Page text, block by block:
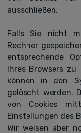
ausschließen.
Falls Sie nicht
Rechner
entsprechende
Ihres Browsers zu
können in den
gelöscht werden.
von Cookies
Einstellungen des
Wir weisen aber